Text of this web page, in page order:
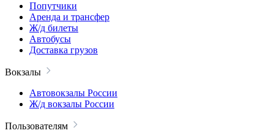
Попутчики
Аренда и трансфер
Ж/д билеты
Автобусы
Доставка грузов
Вокзалы
Автовокзалы России
Ж/д вокзалы России
Пользователям